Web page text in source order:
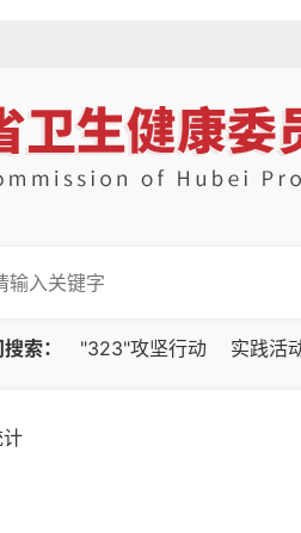
索： "323"攻坚行动 实践活